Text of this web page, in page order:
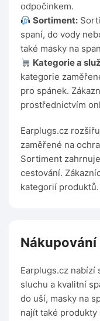
odpočinkem.
Sortiment:
spaní, do vody
také masky na
Kategorie a
kategorie
pro spánek.
prostřednictvím
Earplugs.cz
zaměřené na
Sortiment
cestování.
kategorií produktů.
Nákupování
Earplugs.cz nabízí
sluchu a kvalitní
do uší, masky na
najít také